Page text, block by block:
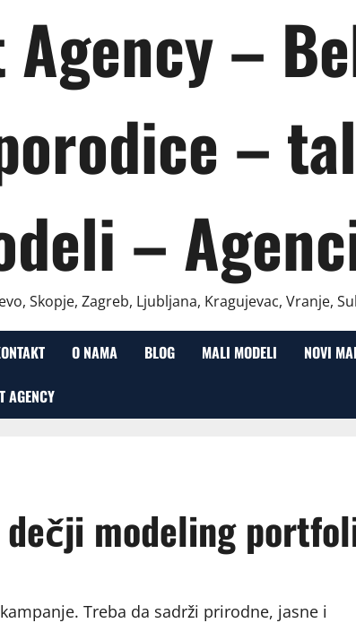
Agency –
–
–
Skopje, Zagreb, Ljubljana, Kragujevac, Vranje,
O NAMA BLOG MALI MODELI NOVI
AGENCY
modeling
Treba da sadrži prirodne, jasne i